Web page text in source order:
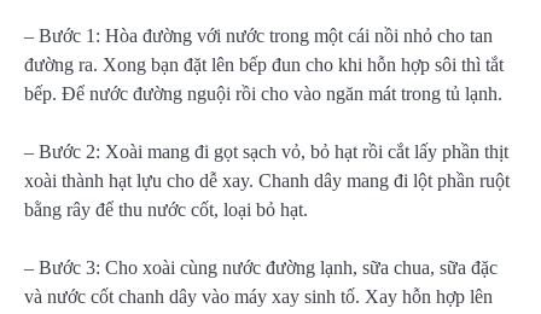
– Bước 1: Hòa đường với nước trong một cái nồi nhỏ cho tan
đường ra. Xong bạn đặt lên bếp đun cho khi hỗn hợp sôi thì tắt
bếp. Để nước đường nguội rồi cho vào ngăn mát trong tủ lạnh.
– Bước 2: Xoài mang đi gọt sạch vỏ, bỏ hạt rồi cắt lấy phần thịt
xoài thành hạt lựu cho dễ xay. Chanh dây mang đi lột phần ruột
bằng rây để thu nước cốt, loại bỏ hạt.
– Bước 3: Cho xoài cùng nước đường lạnh, sữa chua, sữa đặc
và nước cốt chanh dây vào máy xay sinh tố. Xay hỗn hợp lên